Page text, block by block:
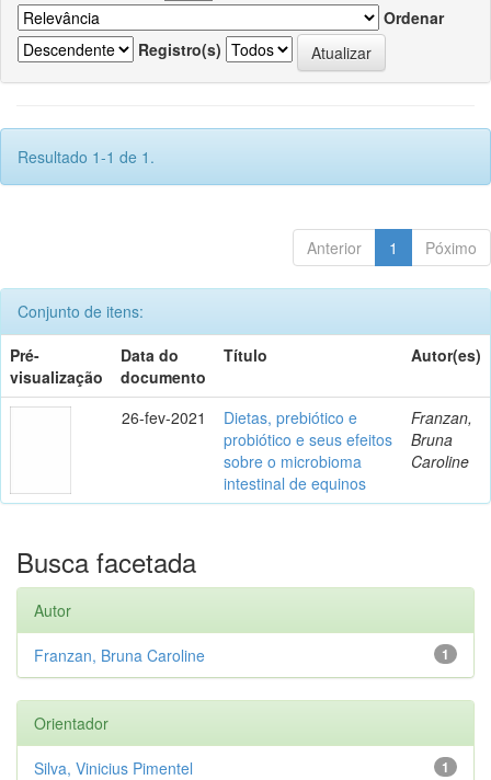
Ordenar
Registro(s)
Resultado 1-1 de 1.
Anterior 1 Póximo
Conjunto de itens:
Pré-
visualização
Data do
documento
Título Autor(es)
26-fev-2021
Dietas, prebiótico e
probiótico e seus efeitos
sobre o microbioma
intestinal de equinos
Franzan,
Bruna
Caroline
Busca facetada
Autor
1
Franzan, Bruna Caroline
Orientador
1
Silva, Vinicius Pimentel